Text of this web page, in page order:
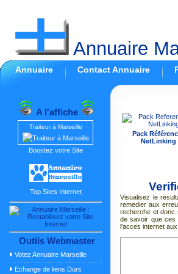
Annuaire
Annuaire Contact Annuaire
A l'affiche
Traiteur à Marseille
Boostez votre Site
Top Sites Internet
Outils Webmaster
Votez Annuaire Marseille
Echange de liens Durs
Pack
NetLinking
Visualisez le
remedier aux
recherche et
de savoir que ces
l'acces internet